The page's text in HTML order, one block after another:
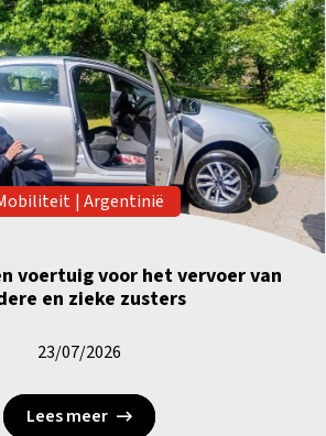
| Argentinië
voertuig voor het vervoer van
en zieke zusters
23/07/2026
Lees meer